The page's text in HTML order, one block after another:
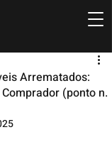
Arrematados:
(ponto n.